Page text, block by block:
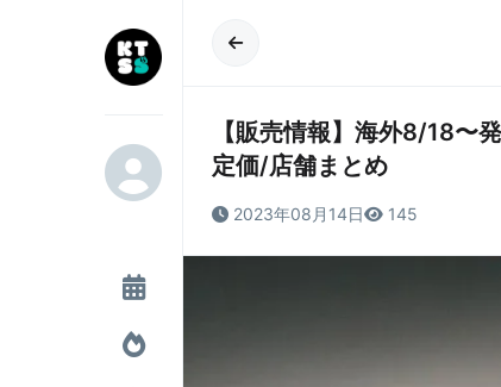
【販売情報】海外8/18〜
定価/店舗まとめ
2023年08月14日 145